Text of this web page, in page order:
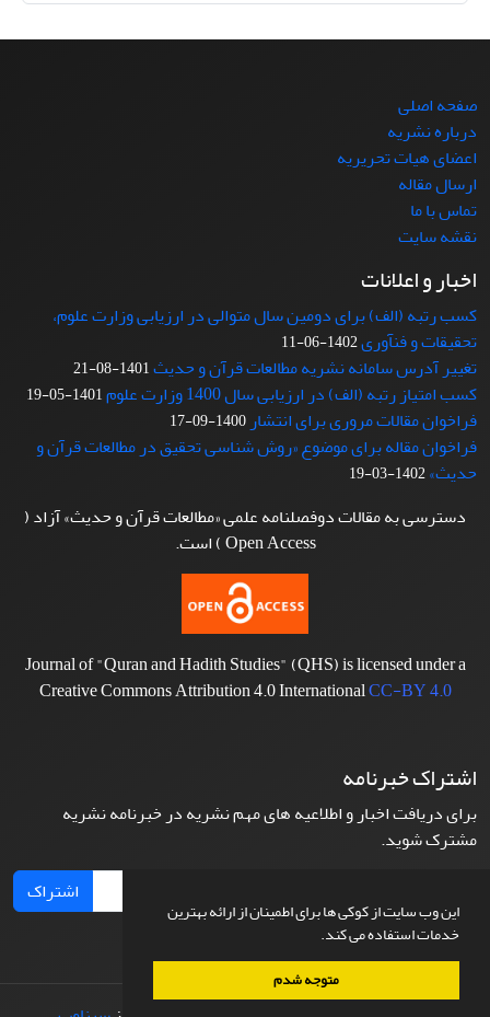
این وب سایت از کوکی ها برای اطمینان از ارائه بهترین
خدمات استفاده می کند.
متوجه شدم
صفحه اصلی
درباره نشریه
اعضای هیات تحریریه
ارسال مقاله
تماس با ما
نقشه سایت
اخبار و اعلانات
کسب رتبه (الف) برای دومین سال متوالی در ارزیابی وزارت علوم،
تحقیقات و فنآوری1402-06-11
تغییر آدرس سامانه نشریه مطالعات قرآن و حدیث1401-08-21
کسب امتیاز رتبه (الف) در ارزیابی سال 1400 وزارت علوم 1401-05-19
فراخوان مقالات مروری برای انتشار1400-09-17
فراخوان مقاله برای موضوع «روش شناسی تحقیق در مطالعات قرآن و
حدیث»1402-03-19
دسترسی به مقالات دوفصلنامه علمی «مطالعات قرآن و حدیث» آزاد (
Open Access ) است.
Journal of "Quran and Hadith Studies" (QHS) is licensed under a
Creative Commons Attribution 4.0 InternationalCC-BY 4.0
اشتراک خبرنامه
برای دریافت اخبار و اطلاعیه های مهم نشریه در خبرنامه نشریه
مشترک شوید.
اشتراک